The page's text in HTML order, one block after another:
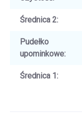
Średnica 2:
Pudełko
upominkowe:
Średnica 1: